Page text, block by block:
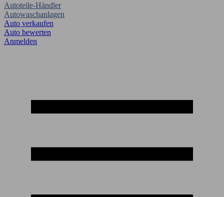
Autoteile-Händler
Autowaschanlagen
Auto verkaufen
Auto bewerten
Anmelden